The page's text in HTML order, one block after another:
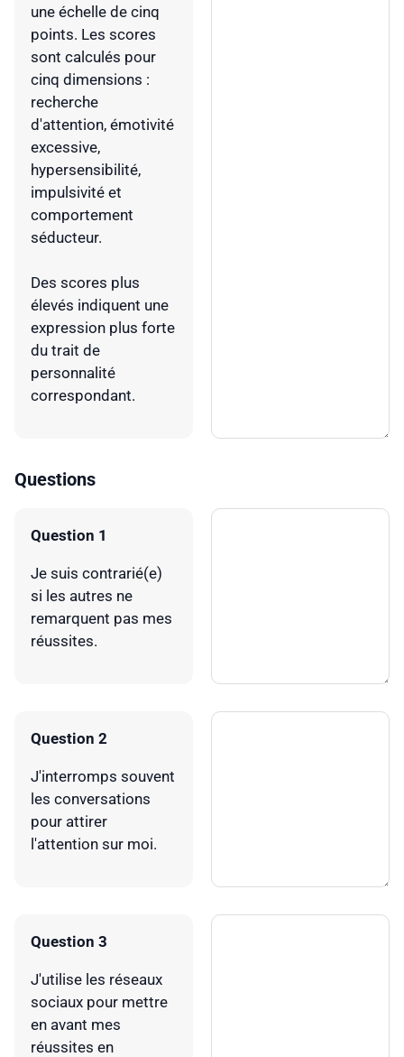
une échelle de cinq
points. Les scores
sont calculés pour
cinq dimensions :
recherche
d'attention, émotivité
excessive,
hypersensibilité,
impulsivité et
comportement
séducteur.
Des scores plus
élevés indiquent une
expression plus forte
du trait de
personnalité
correspondant.
Questions
Question 1
Je suis contrarié(e)
si les autres ne
remarquent pas mes
réussites.
Question 2
J'interromps souvent
les conversations
pour attirer
l'attention sur moi.
Question 3
J'utilise les réseaux
sociaux pour mettre
en avant mes
réussites en